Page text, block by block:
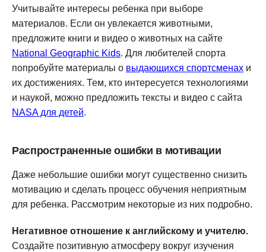
Учитывайте интересы ребенка при выборе
материалов. Если он увлекается животными,
предложите книги и видео о животных на сайте
National Geographic Kids. Для любителей спорта
попробуйте материалы о выдающихся спортсменах и
их достижениях. Тем, кто интересуется технологиями
и наукой, можно предложить тексты и видео с сайта
NASA для детей.
Распространенные ошибки в мотивации
Даже небольшие ошибки могут существенно снизить
мотивацию и сделать процесс обучения неприятным
для ребенка. Рассмотрим некоторые из них подробно.
Негативное отношение к английскому и учителю.
Создайте позитивную атмосферу вокруг изучения